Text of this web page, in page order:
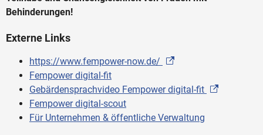
Behinderungen!
Externe Links
https://www.fempower-now.de/
Fempower digital-fit
Gebärdensprachvideo Fempower digital-fit
Fempower digital-scout
Für Unternehmen & öffentliche Verwaltung